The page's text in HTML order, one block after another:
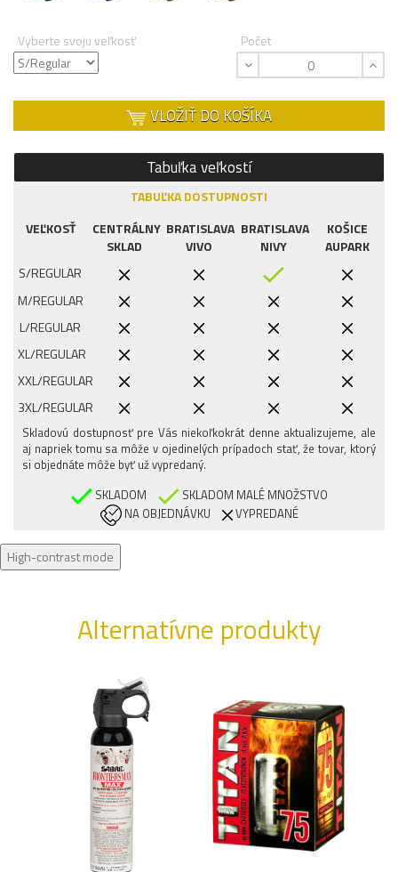
Vyberte svoju veľkosť Počet
VLOŽIŤ DO KOŠÍKA
Tabuľka veľkostí
TABUĽKA DOSTUPNOSTI
VEĽKOSŤ
CENTRÁLNY
SKLAD
BRATISLAVA
VIVO
BRATISLAVA
NIVY
KOŠICE
AUPARK
S/REGULAR
M/REGULAR
L/REGULAR
XL/REGULAR
XXL/REGULAR
3XL/REGULAR
4XL/REGULAR
Skladovú dostupnosť pre Vás niekoľkokrát denne aktualizujeme, ale
aj napriek tomu sa môže v ojedinelých prípadoch stať, že tovar, ktorý
si objednáte môže byť už vypredaný.
SKLADOM
SKLADOM MALÉ MNOŽSTVO
NA OBJEDNÁVKU
VYPREDANÉ
High-contrast mode
Alternatívne produkty